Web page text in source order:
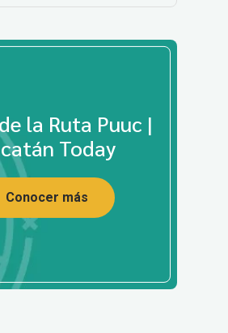
la Ruta Puuc |
Today
Conocer más